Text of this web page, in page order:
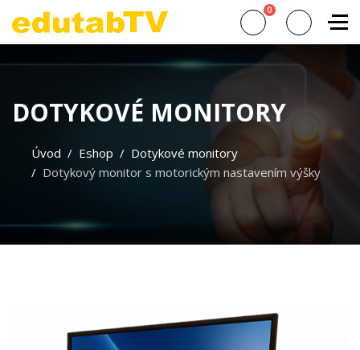
0
DOTYKOVÉ MONITORY
Úvod Eshop
Dotykové monitory
Dotykový monitor s motorickým nastavením výšky